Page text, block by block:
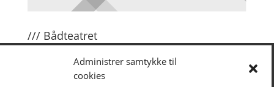
Administrer samtykke til
cookies
/// Bådteatret
Om Ubåden